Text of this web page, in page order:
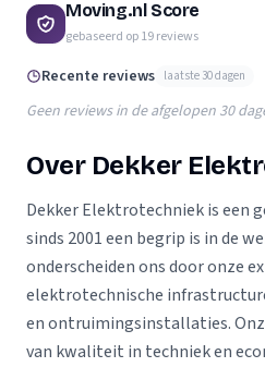
Moving.nl Score
gebaseerd op19reviews
Recente reviews laatste 30 dagen
Geen reviews in de afgelopen 30
Over Dekker
Dekker Elektrotechniek is een
sinds 2001 een begrip is in de
onderscheiden ons door onze
elektrotechnische
en ontruimingsinstallaties.
van kwaliteit in techniek en